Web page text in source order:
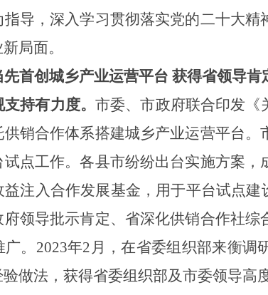
导，深入学习贯彻落实党的二十大精
局面。
先首创城乡产业运营平台 获得省领导肯
支持有力度。市委、市政府联合印发《
销合作体系搭建城乡产业运营平台。
点工作。各县市纷纷出台实施方案，
注入合作发展基金，用于平台试点建
领导批示肯定、省深化供销合作社
。2023年2月，在省委组织部来衡
做法，获得省委组织部及市委领导高